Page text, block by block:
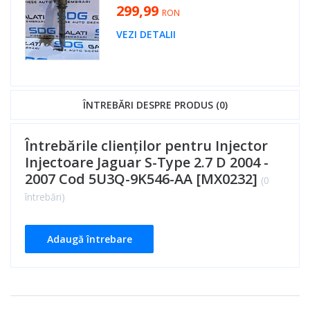
299,99 RON
VEZI DETALII
ÎNTREBĂRI DESPRE PRODUS (0)
Întrebările clienților pentru Injector
Injectoare Jaguar S-Type 2.7 D 2004 -
2007 Cod 5U3Q-9K546-AA [MX0232] (0
întrebări)
Adaugă întrebare